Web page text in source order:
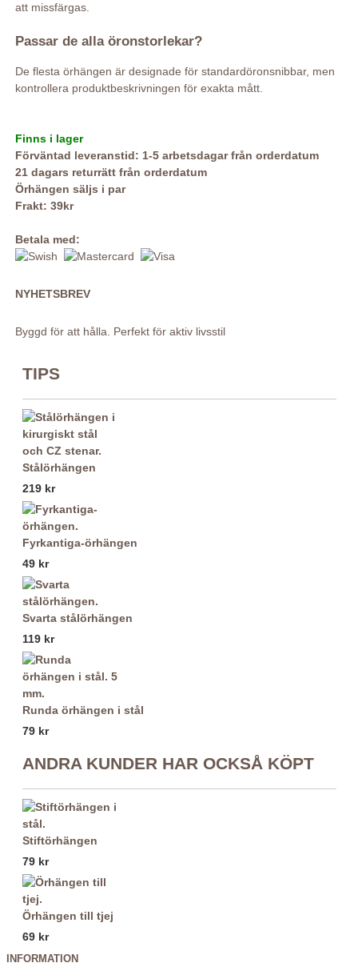
att missfärgas.
Passar de alla öronstorlekar?
De flesta örhängen är designade för standardöronsnibbar, men
kontrollera produktbeskrivningen för exakta mått.
Finns i lager
Förväntad leveranstid: 1-5 arbetsdagar från orderdatum
21 dagars returrätt från orderdatum
Örhängen säljs i par
Frakt: 39kr
Betala med:
NYHETSBREV
Byggd för att hålla. Perfekt för aktiv livsstil
TIPS
Stålörhängen
219 kr
Fyrkantiga-örhängen
49 kr
Svarta stålörhängen
119 kr
Runda örhängen i stål
79 kr
ANDRA KUNDER HAR OCKSÅ KÖPT
Stiftörhängen
79 kr
Örhängen till tjej
69 kr
INFORMATION